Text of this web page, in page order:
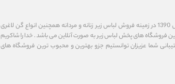
فروشگاه اینترنتی ماماشاپ فعالیت خود را از سال 1390 در زمینه فروش لباس زیر زنانه و مردانه همچنین انواع گن لاغری
ترین فروشگاه های پخش لباس زیر به صورت آنلاین می باشد . خدا را شاکریم
شما عزیزان توانستیم جزو بهترین و محبوب ترین فروشگاه های